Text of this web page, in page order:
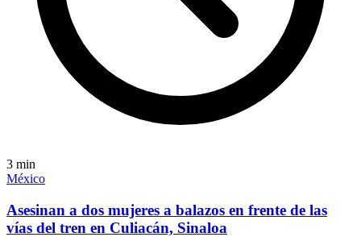
3 min
México
Asesinan a dos mujeres a balazos en frente de las
vías del tren en Culiacán, Sinaloa